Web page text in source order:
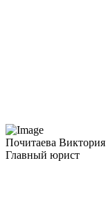
Почитаева Виктория
Главный юрист